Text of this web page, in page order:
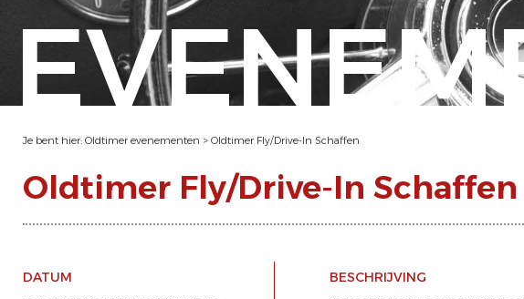
Je bent hier: Oldtimer evenementen > Oldtimer Fly/Drive-In Schaffen
Oldtimer Fly/Drive-In Schaffen
DATUM
BESCHRIJVING